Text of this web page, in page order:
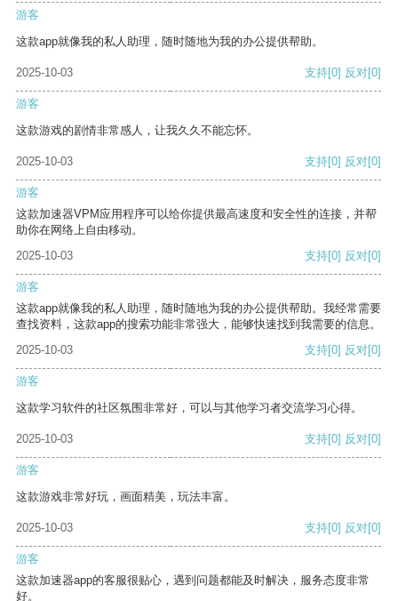
游客
这款app就像我的私人助理，随时随地为我的办公提供帮助。
2025-10-03 支持[0] 反对[0]
游客
这款游戏的剧情非常感人，让我久久不能忘怀。
2025-10-03 支持[0] 反对[0]
游客
这款加速器VPM应用程序可以给你提供最高速度和安全性的连接，并帮
助你在网络上自由移动。
2025-10-03
支持[0] 反对[0]
游客
这款app就像我的私人助理，随时随地为我的办公提供帮助。我经常需要
查找资料，这款app的搜索功能非常强大，能够快速找到我需要的信息。
2025-10-03
支持[0] 反对[0]
游客
这款学习软件的社区氛围非常好，可以与其他学习者交流学习心得。
2025-10-03 支持[0] 反对[0]
游客
这款游戏非常好玩，画面精美，玩法丰富。
2025-10-03 支持[0] 反对[0]
游客
这款加速器app的客服很贴心，遇到问题都能及时解决，服务态度非常
好。